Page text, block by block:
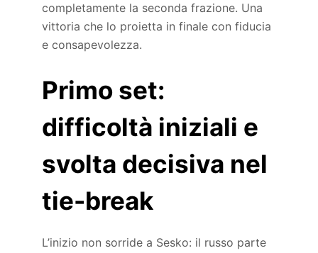
completamente la seconda frazione. Una
vittoria che lo proietta in finale con fiducia
e consapevolezza.
Primo set:
difficoltà iniziali e
svolta decisiva nel
tie-break
L’inizio non sorride a Sesko: il russo parte